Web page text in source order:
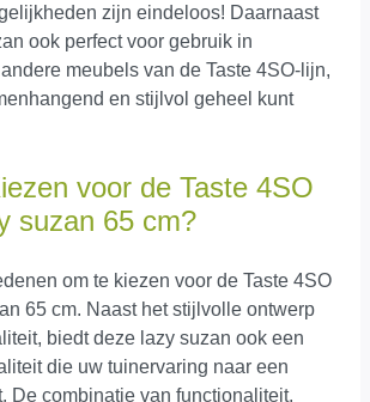
zijn eindeloos! Daarnaast
ook perfect voor gebruik in
meubels van de Taste 4SO-lijn,
en stijlvol geheel kunt
voor de Taste 4SO
suzan 65 cm?
om te kiezen voor de Taste 4SO
65 cm. Naast het stijlvolle ontwerp
biedt deze lazy suzan ook een
die uw tuinervaring naar een
De combinatie van functionaliteit,